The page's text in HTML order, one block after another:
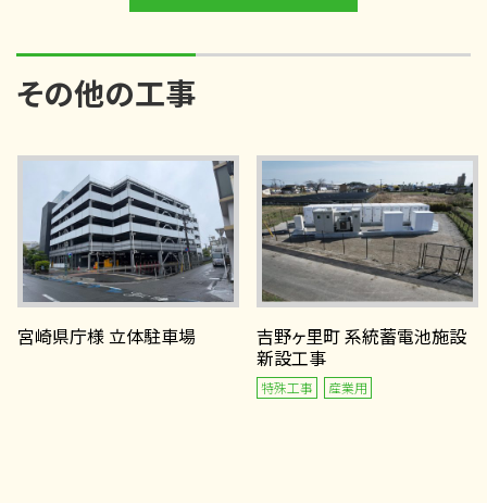
その他の工事
宮崎県庁様 立体駐車場
吉野ヶ里町 系統蓄電池施設
新設工事
特殊工事 産業用